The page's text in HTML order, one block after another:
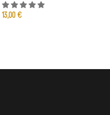
13,00 €